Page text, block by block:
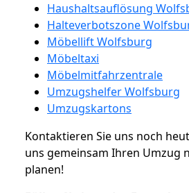
Haushaltsauflösung
Halteverbotszone
Möbellift Wolfsburg
Möbeltaxi
Möbelmitfahrzentrale
Umzugshelfer Wolfsburg
Umzugskartons
Kontaktieren Sie uns noch
uns gemeinsam Ihren Umzug
planen!